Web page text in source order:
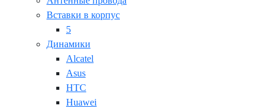
Вставки в корпус
5
Динамики
Alcatel
Asus
HTC
Huawei